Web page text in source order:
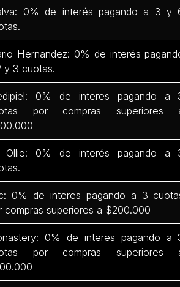
0% de interés pagando a 3 y
Hernandez: 0% de interés
y 3 cuotas.
0% de interes pagando a
por compras superiores
Ollie: 0% de interés pagando a
0% de interes pagando a 3
compras superiores a $200.000
0% de interes pagando a
por compras superiores